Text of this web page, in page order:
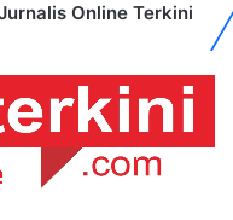
Online Terkini